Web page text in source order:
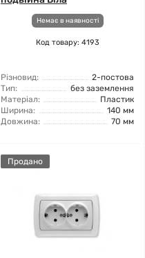
Немає в наявності
Код товару: 4193
Різновид:
2-постова
Тип:
без заземлення
Матеріал:
Пластик
Ширина:
140 мм
Довжина:
70 мм
Продано